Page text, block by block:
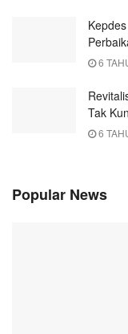
6
Tak
6
Popular News